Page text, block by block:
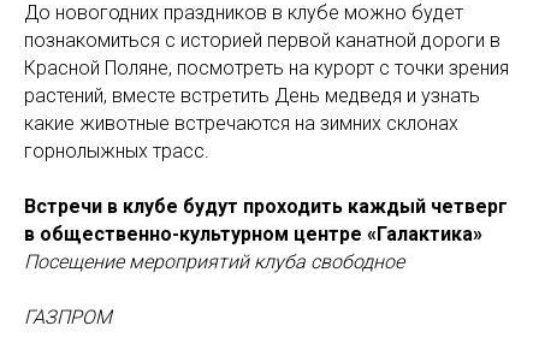
До новогодних праздников в клубе можно будет
познакомиться с историей первой канатной дороги в
Красной Поляне, посмотреть на курорт с точки зрения
растений, вместе встретить День медведя и узнать
какие животные встречаются на зимних склонах
горнолыжных трасс.
Встречи в клубе будут проходить каждый четверг
в общественно-культурном центре «Галактика»
Посещение мероприятий клуба свободное
ГАЗПРОМ